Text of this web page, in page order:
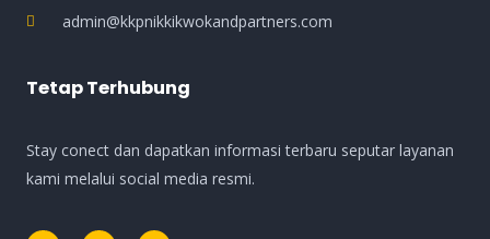
admin@kkpnikkikwokandpartners.com
Tetap Terhubung
Stay conect dan dapatkan informasi terbaru seputar layanan
kami melalui social media resmi.